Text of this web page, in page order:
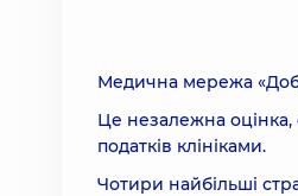
Медична мережа
Це незалежна оцінка,
податків клініками.
Чотири найбільші